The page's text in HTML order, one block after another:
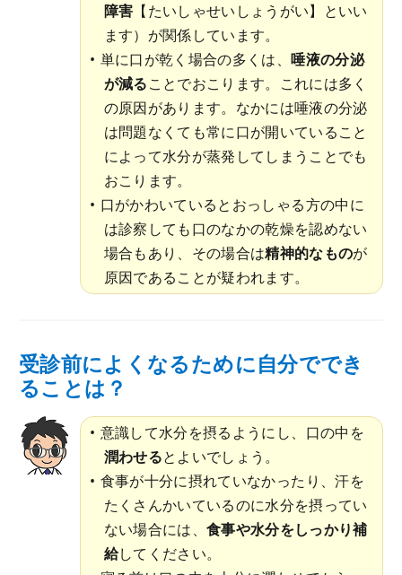
障害 【たいしゃせいしょうがい】といい
ます）が関係しています。
単に口が乾く場合の多くは、唾液の分泌
が減ることでおこります。これには多く
の原因があります。なかには唾液の分泌
は問題なくても常に口が開いていること
によって水分が蒸発してしまうことでも
おこります。
口がかわいているとおっしゃる方の中に
は診察しても口のなかの乾燥を認めない
場合もあり、その場合は精神的なものが
原因であることが疑われます。
受診前によくなるために自分ででき
ることは？
意識して水分を摂るようにし、口の中を
潤わせるとよいでしょう。
食事が十分に摂れていなかったり、汗を
たくさんかいているのに水分を摂ってい
ない場合には、 食事や水分をしっかり補
給してください。